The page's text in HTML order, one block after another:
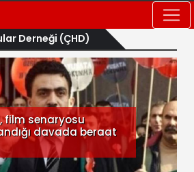
Derneği (ÇHD)
film senaryosu
davada beraat